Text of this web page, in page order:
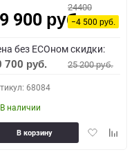
900 руб.
24400
−4 500руб.
без ECOном скидки:
700 руб. 25 200руб.
68084
В наличии
Добавить
В корзину